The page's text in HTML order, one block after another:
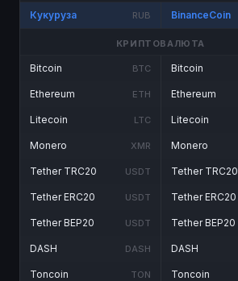
Кукуруза RUB BinanceCoin
КРИПТОВАЛЮТА
Bitcoin BTC
Ethereum ETH
Litecoin LTC
Monero XMR
Tether TRC20 USDT
Tether ERC20 USDT
Tether BEP20 USDT
DASH DASH
Toncoin TON
Bitcoin
Ethereum
Litecoin
Monero
Tether TRC20
Tether ERC20
Tether BEP20
DASH
Toncoin